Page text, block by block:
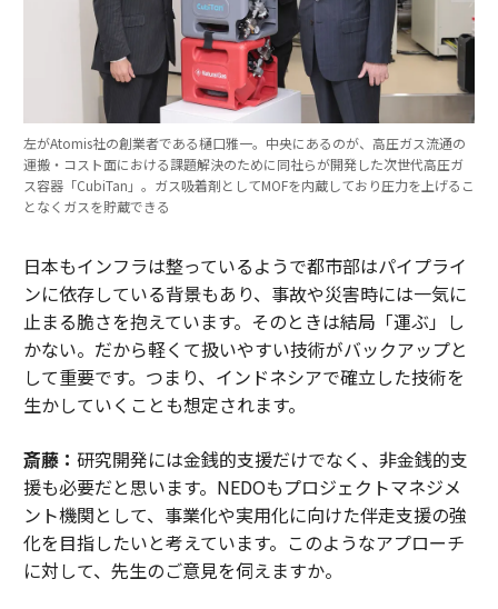
左がAtomis社の創業者である樋口雅一。中央にあるのが、高圧ガス流通の
運搬・コスト面における課題解決のために同社らが開発した次世代高圧ガ
ス容器「CubiTan」。ガス吸着剤としてMOFを内蔵しており圧力を上げるこ
となくガスを貯蔵できる
日本もインフラは整っているようで都市部はパイプライ
ンに依存している背景もあり、事故や災害時には一気に
止まる脆さを抱えています。そのときは結局「運ぶ」し
かない。だから軽くて扱いやすい技術がバックアップと
して重要です。つまり、インドネシアで確立した技術を
生かしていくことも想定されます。
斎藤： 研究開発には金銭的支援だけでなく、非金銭的支
援も必要だと思います。NEDOもプロジェクトマネジメ
ント機関として、事業化や実用化に向けた伴走支援の強
化を目指したいと考えています。このようなアプローチ
に対して、先生のご意見を伺えますか。